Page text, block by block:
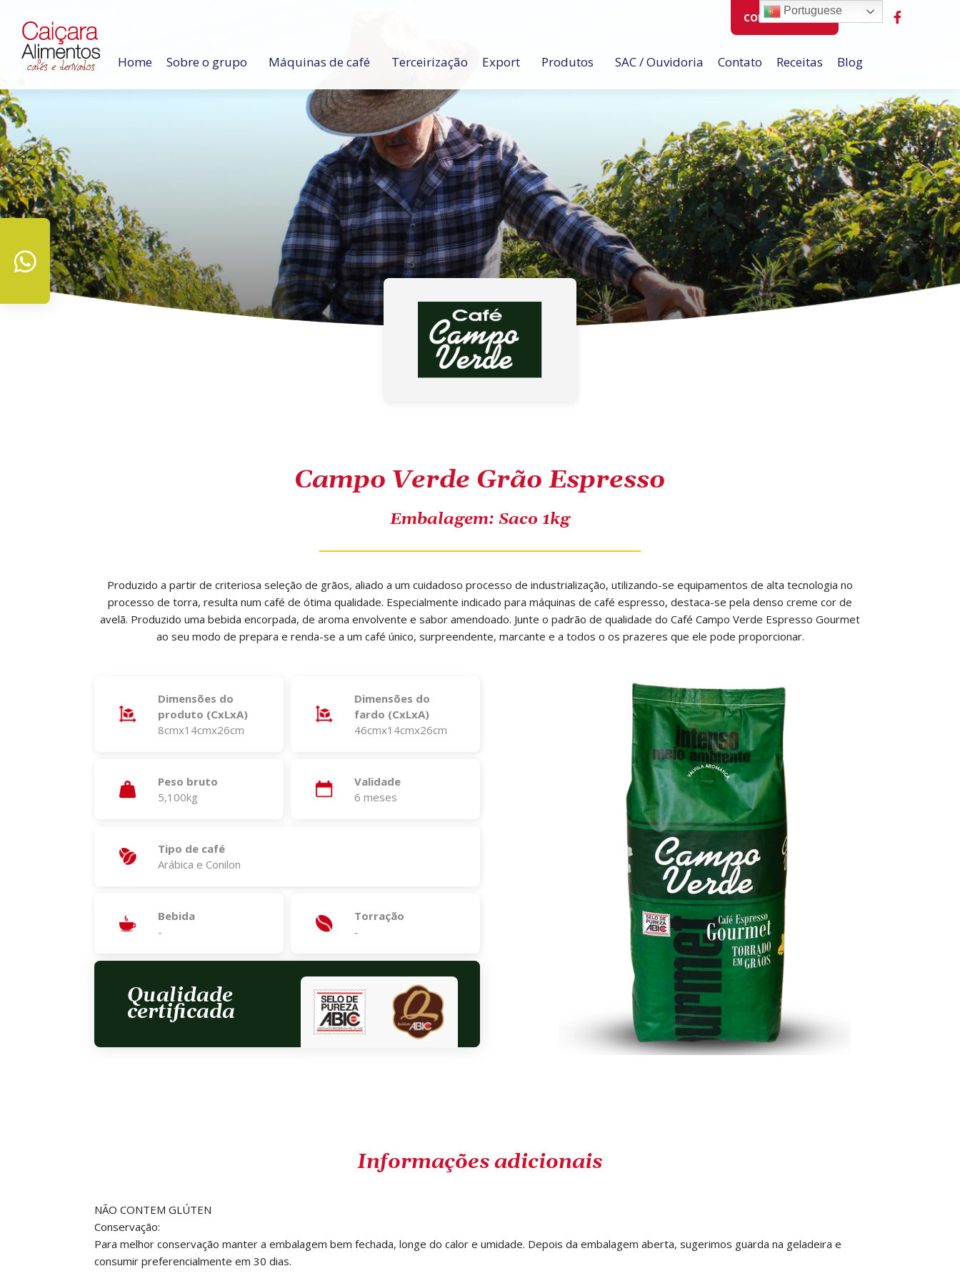
Home Sobre o grupo Máquinas de café Terceirização Export Produtos SAC / Ouvidoria Contato Receitas Blog
COMPRE ONLINE
Campo Verde Grão Espresso
Embalagem: Saco 1kg
Produzido a partir de criteriosa seleção de grãos, aliado a um cuidadoso processo de industrialização, utilizando-se equipamentos de alta tecnologia no
processo de torra, resulta num café de ótima qualidade. Especialmente indicado para máquinas de café espresso, destaca-se pela denso creme cor de
avelã. Produzido uma bebida encorpada, de aroma envolvente e sabor amendoado. Junte o padrão de qualidade do Café Campo Verde Espresso Gourmet
ao seu modo de prepara e renda-se a um café único, surpreendente, marcante e a todos o os prazeres que ele pode proporcionar.
Dimensões do
produto (CxLxA)
8cmx14cmx26cm
Dimensões do
fardo (CxLxA)
46cmx14cmx26cm
Peso bruto
5,100kg
Validade
6 meses
Tipo de café
Arábica e Conilon
Bebida
-
Torração
-
Qualidade
certificada
Informações adicionais
NÃO CONTEM GLÚTEN
Conservação:
Para melhor conservação manter a embalagem bem fechada, longe do calor e umidade. Depois da embalagem aberta, sugerimos guarda na geladeira e
consumir preferencialmente em 30 dias.
Portuguese